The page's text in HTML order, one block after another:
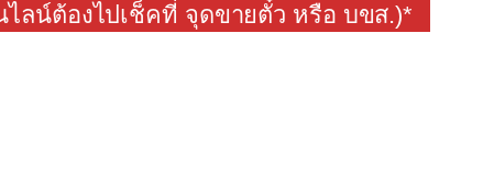
ไลน์ต้องไปเช็คที่ จุดขายตั๋ว หรือ บขส.)*